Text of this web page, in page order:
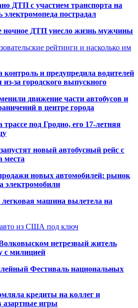
ДТП с участием транспорта на
электромопеда пострадал
ночное ДТП унесло жизнь мужчины
рейтинги и насколько им
и предупредила водителей
за городского выпускного
движение части автобусов и
в центре города
под Гродно, его 17-летняя
новый автобусный рейс с
места
новых автомобилей: рынок
электромобили
машина вылетела на
из США под ключ
нетрезвый житель
с милицией
Фестиваль национальных
кредиты на коллег и
азартные игры